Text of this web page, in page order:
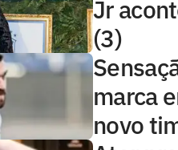
Jr
(3)
marca
novo